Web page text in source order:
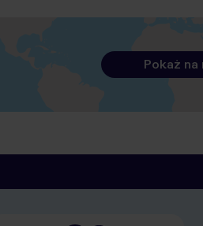
Pokaż na